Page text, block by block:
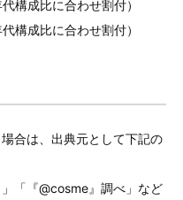
構成比に合わせ割付）
構成比に合わせ割付）
合は、出典元として下記の
「『@cosme』調べ」など